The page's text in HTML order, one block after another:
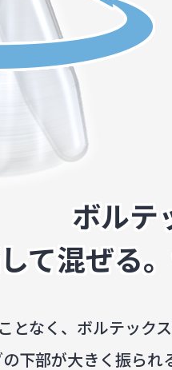
ボルテ
て混ぜる
となく、ボルテック
下部が大きく振られ